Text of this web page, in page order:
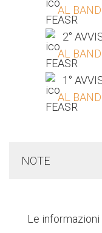
AL
2°
AL
1°
AL
NOTE
Le